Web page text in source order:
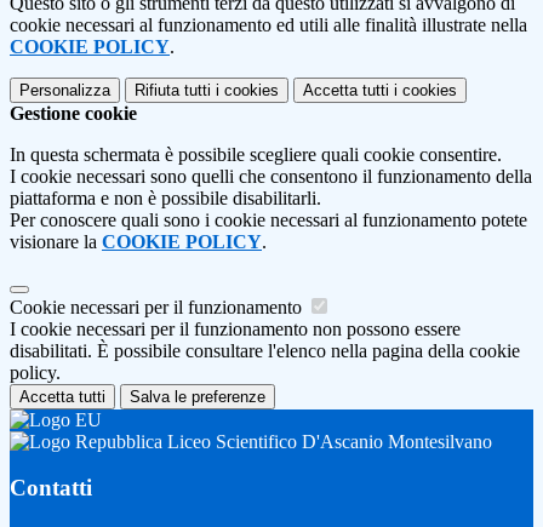
cookie necessari al funzionamento ed utili alle finalità illustrate nella
COOKIE POLICY.
Personalizza Rifiuta tutti i cookies Accetta tutti i cookies
Gestione cookie
In questa schermata è possibile scegliere quali cookie consentire.
I cookie necessari sono quelli che consentono il funzionamento della
piattaforma e non è possibile disabilitarli.
Per conoscere quali sono i cookie necessari al funzionamento potete
visionare la COOKIE POLICY.
Cookie necessari per il funzionamento
I cookie necessari per il funzionamento non possono essere
disabilitati. È possibile consultare l'elenco nella pagina della cookie
policy.
Accetta tutti Salva le preferenze
Liceo Scientifico D'Ascanio Montesilvano
Contatti